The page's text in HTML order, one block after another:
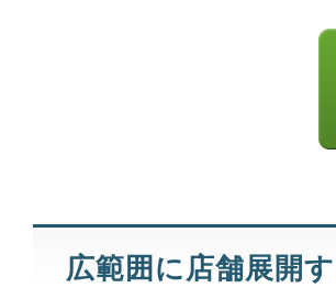
広範囲に店舗展開